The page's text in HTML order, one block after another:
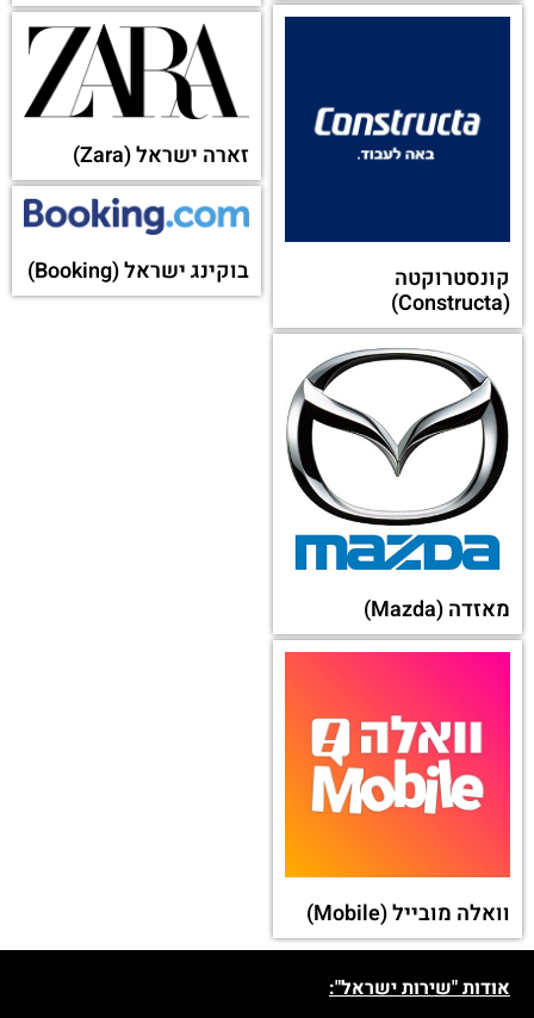
קונסטרוקטה
(Constructa)
מאזדה (Mazda)
זארה ישראל (Zara)
וואלה מובייל (Mobile)
בוקינג ישראל (Booking)
אודות "שירות ישראל":